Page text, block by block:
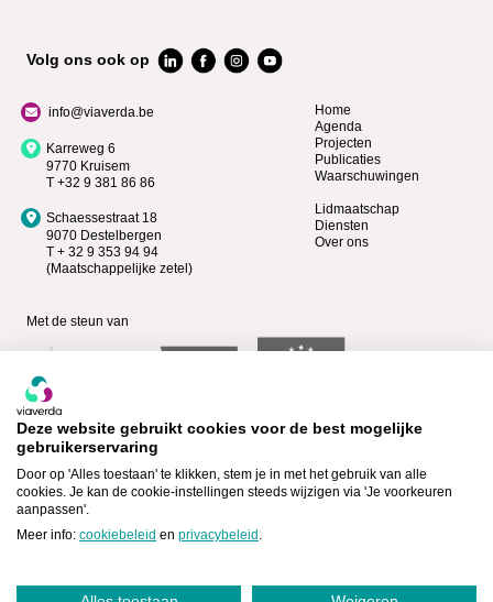
Volg ons ook op
info@viaverda.be
Karreweg 6
9770 Kruisem
T +32 9 381 86 86
Schaessestraat 18
9070 Destelbergen
T + 32 9 353 94 94
(Maatschappelijke zetel)
Home
Agenda
Projecten
Publicaties
Waarschuwingen
Lidmaatschap
Diensten
Over ons
Met de steun van
Bekijk wie Premium lid is >
Lid worden >
Deze website gebruikt cookies voor de best mogelijke
gebruikerservaring
Door op 'Alles toestaan' te klikken, stem je in met het gebruik van alle
cookies. Je kan de cookie-instellingen steeds wijzigen via 'Je voorkeuren
aanpassen'.
Meer info: cookiebeleid en privacybeleid .